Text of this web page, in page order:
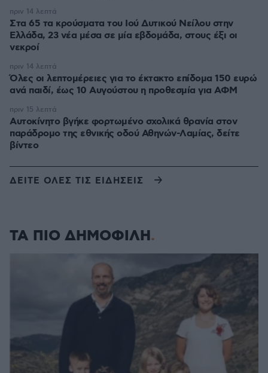
Στα 65 τα κρούσματα του Ιού Δυτικού Νείλου στην
Ελλάδα, 23 νέα μέσα σε μία εβδομάδα, στους έξι οι
νεκροί
πριν 14 λεπτά
Όλες οι λεπτομέρειες για το έκτακτο επίδομα 150 ευρώ
ανά παιδί, έως 10 Αυγούστου η προθεσμία για ΑΦΜ
πριν 14 λεπτά
Αυτοκίνητο βγήκε φορτωμένο σχολικά θρανία στον
παράδρομο της εθνικής οδού Αθηνών-Λαμίας, δείτε
βίντεο
πριν 15 λεπτά
ΔΕΙΤΕ ΟΛΕΣ ΤΙΣ ΕΙΔΗΣΕΙΣ
ΤΑ ΠΙΟ ΔΗΜΟΦΙΛΗ